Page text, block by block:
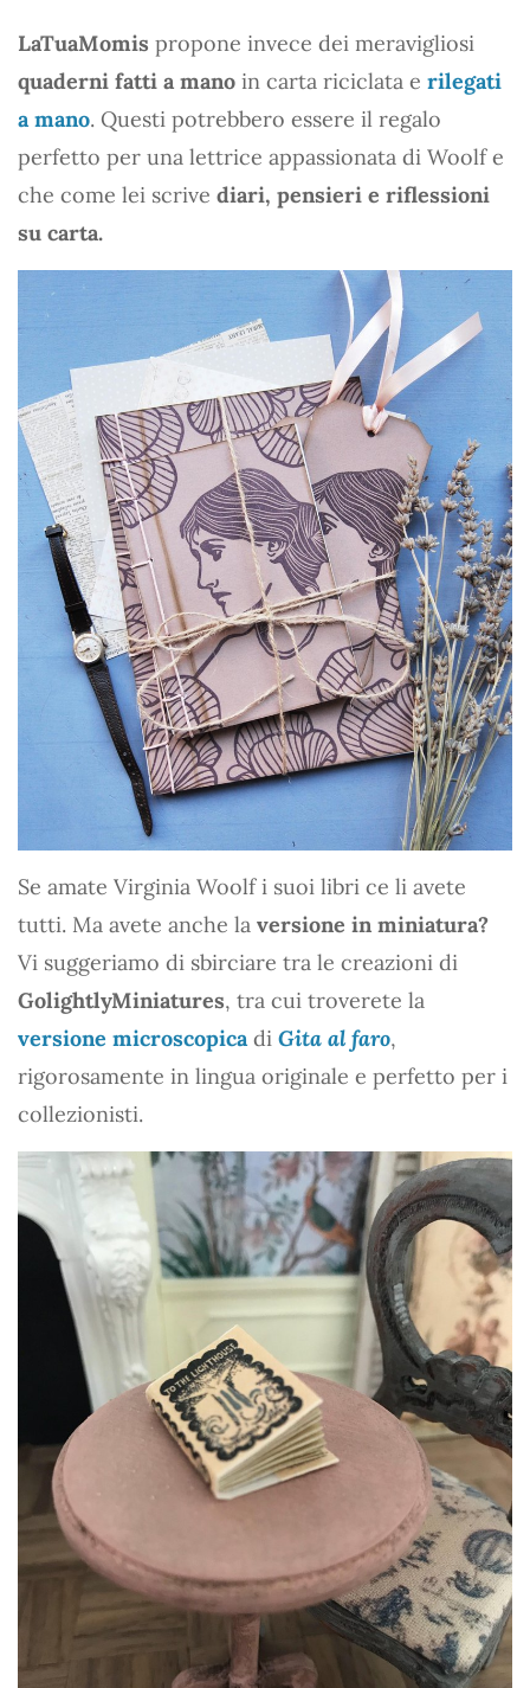
LaTuaMomis propone invece dei meravigliosi
quaderni fatti a mano in carta riciclata e rilegati
a mano. Questi potrebbero essere il regalo
perfetto per una lettrice appassionata di Woolf e
che come lei scrive diari, pensieri e riflessioni
su carta.
Se amate Virginia Woolf i suoi libri ce li avete
tutti. Ma avete anche la versione in miniatura?
Vi suggeriamo di sbirciare tra le creazioni di
GolightlyMiniatures, tra cui troverete la
versione microscopicadi Gita al faro,
rigorosamente in lingua originale e perfetto per i
collezionisti.